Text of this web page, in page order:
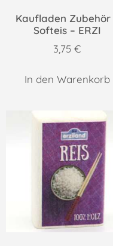
Kaufladen Zubehör
Softeis – ERZI
3,75 €
In den Warenkorb